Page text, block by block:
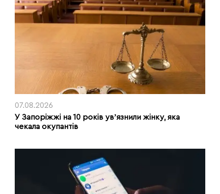
07.08.2026
У Запоріжжі на 10 років увʼязнили жінку, яка
чекала окупантів